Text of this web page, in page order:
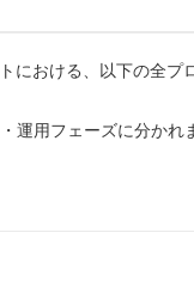
における、以下の全
運用フェーズに分かれ